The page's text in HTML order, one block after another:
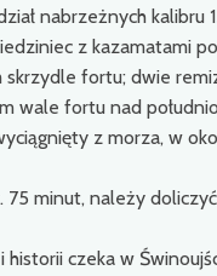
nabrzeżnych
z kazamatami
fortu; dwie
wale fortu nad
z morza, w
minut, należy
historii czeka w